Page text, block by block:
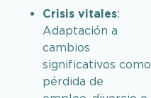
Crisis vitales:
Adaptación a
cambios
significativos como
pérdida de